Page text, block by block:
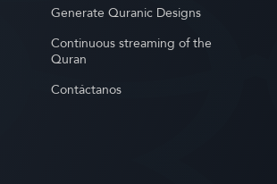
Generate Quranic Designs
Continuous streaming of the
Quran
Contáctanos